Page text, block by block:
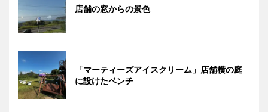
店舗の窓からの景色
「マーティーズアイスクリーム」店舗横の庭
に設けたベンチ